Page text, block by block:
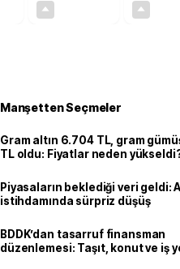
Manşetten Seçmeler
Gram altın 6.704 TL, gram
TL oldu: Fiyatlar neden
Piyasaların beklediği veri geldi:
istihdamında sürpriz düşüş
BDDK’dan tasarruf finansman
düzenlemesi: Taşıt, konut ve iş